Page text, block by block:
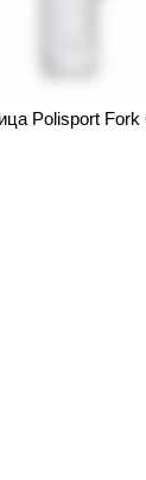
Polisport